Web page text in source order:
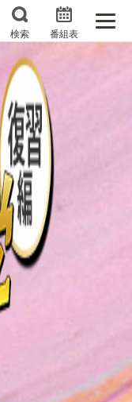
検索 番組表
MBS
度楽しむプレバト
届けモノです！
るトコロ
、大海を知る。
るかホンマにわ
？「ごぶごぶ」の
ンだけじゃない
紀の魔法のレスト